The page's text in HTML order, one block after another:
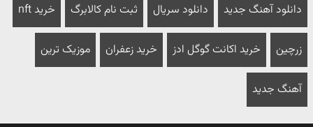
دانلود آهنگ جدید دانلود سریال ثبت نام کالابرگ خرید nft
زرچین خرید اکانت گوگل ادز خرید زعفران موزیک ترین
آهنگ جدید